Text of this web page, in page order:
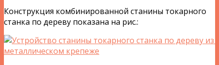
Конструкция комбинированной станины токарного
станка по дереву показана на рис.: